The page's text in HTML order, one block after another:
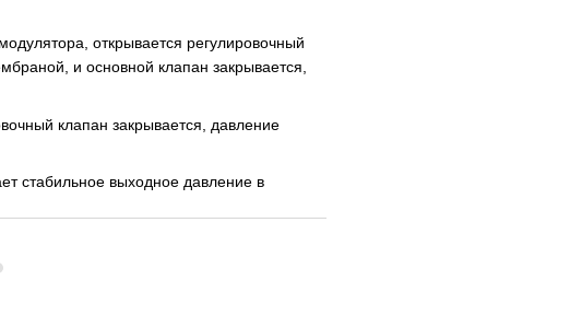
открывается регулировочный
и основной клапан закрывается,
клапан закрывается, давление
стабильное выходное давление в